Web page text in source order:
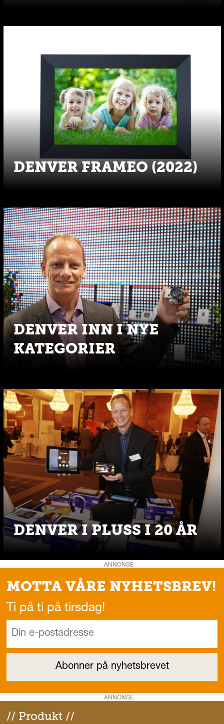
DENVER FRAMEO (2022)
DENVER INN I NYE
KATEGORIER
DENVER I PLUSS I 20 ÅR
ANNONSE
MOTTA VÅRE NYHETSBREV!
Ti på ti på tirsdag!
ANNONSE
// Produkt //